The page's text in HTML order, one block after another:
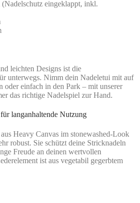
eingeklappt, inkl.
leichten Designs ist die
unterwegs. Nimm dein Nadeletui mit auf
oder einfach in den Park – mit unserer
das richtige Nadelspiel zur Hand.
langanhaltende Nutzung
Heavy Canvas im stonewashed-Look
robust. Sie schützt deine Stricknadeln
Freude an deinen wertvollen
ist aus vegetabil gegerbtem